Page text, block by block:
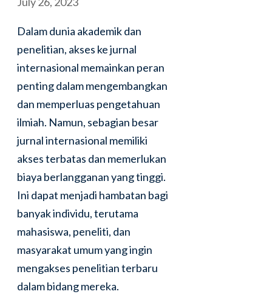
Dalam dunia akademik dan
penelitian, akses ke jurnal
internasional memainkan peran
penting dalam mengembangkan
dan memperluas pengetahuan
ilmiah. Namun, sebagian besar
jurnal internasional memiliki
akses terbatas dan memerlukan
biaya berlangganan yang tinggi.
Ini dapat menjadi hambatan bagi
banyak individu, terutama
mahasiswa, peneliti, dan
masyarakat umum yang ingin
mengakses penelitian terbaru
dalam bidang mereka.